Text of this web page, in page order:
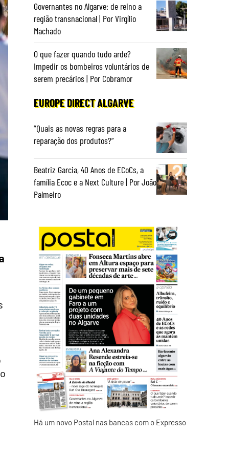
Governantes no Algarve: de reino a
região transnacional | Por Virgílio
Machado
O que fazer quando tudo arde?
Impedir os bombeiros voluntários de
serem precários | Por Cobramor
EUROPE DIRECT ALGARVE
“Quais as novas regras para a
reparação dos produtos?”
Beatriz Garcia, 40 Anos de ECoCs, a
família Ecoc e a Next Culture | Por João
Palmeiro
Há um novo Postal nas bancas com o Expresso